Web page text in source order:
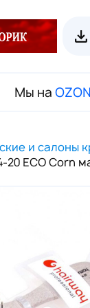
Мы на OZON
и салоны
ECO Corn